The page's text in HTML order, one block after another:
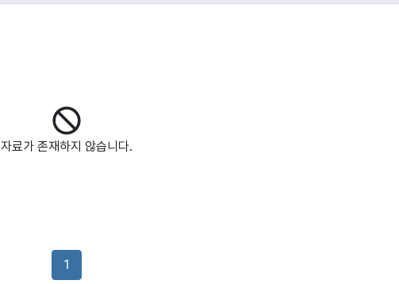
자료가 존재하지 않습니다.
1